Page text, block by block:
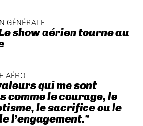
GÉNÉRALE
show aérien tourne au
AÉRO
qui me sont
comme le courage, le
le sacrifice ou le
l’engagement."